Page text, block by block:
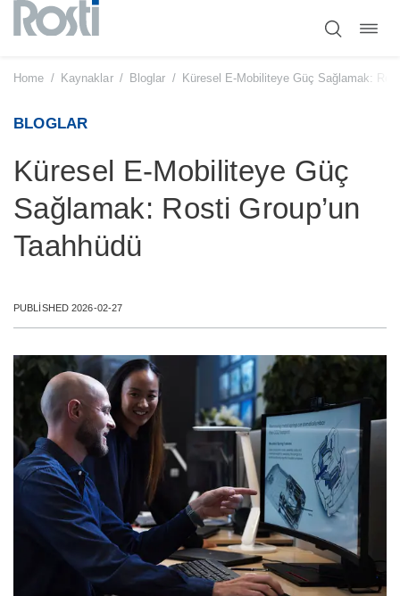
Skip
content
Home / Kaynaklar / Bloglar / Küresel E-Mobiliteye Güç Sağlamak:
BLOGLAR
Küresel E-Mobiliteye Güç
Sağlamak: Rosti Group’un
Taahhüdü
PUBLISHED 2026-02-27